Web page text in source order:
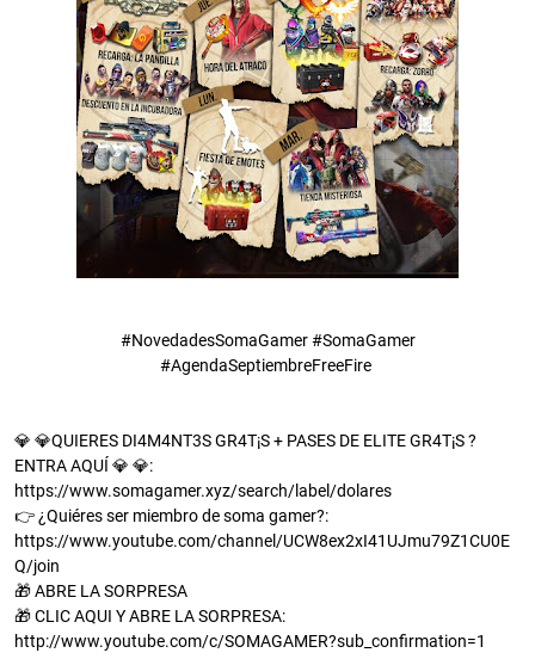
#NovedadesSomaGamer #SomaGamer
#AgendaSeptiembreFreeFire
💎 💎QUIERES DI4M4NT3S GR4T¡S + PASES DE ELITE GR4T¡S ?
ENTRA AQUÍ 💎 💎:
https://www.somagamer.xyz/search/label/dolares
👉 ¿Quiéres ser miembro de soma gamer?:
https://www.youtube.com/channel/UCW8ex2xI41UJmu79Z1CU0E
Q/join
🎁 ABRE LA SORPRESA
🎁 CLIC AQUI Y ABRE LA SORPRESA:
http://www.youtube.com/c/SOMAGAMER?sub_confirmation=1